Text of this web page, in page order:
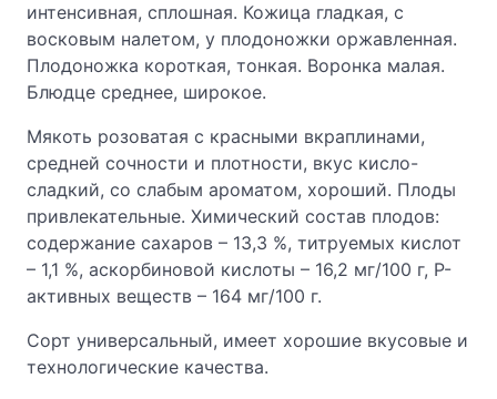
интенсивная, сплошная. Кожица гладкая, с
восковым налетом, у плодоножки оржавленная.
Плодоножка короткая, тонкая. Воронка малая.
Блюдце среднее, широкое.
Мякоть розоватая с красными вкраплинами,
средней сочности и плотности, вкус кисло-
сладкий, со слабым ароматом, хороший. Плоды
привлекательные. Химический состав плодов:
содержание сахаров – 13,3 %, титруемых кислот
– 1,1 %, аскорбиновой кислоты – 16,2 мг/100 г, Р-
активных веществ – 164 мг/100 г.
Сорт универсальный, имеет хорошие вкусовые и
технологические качества.